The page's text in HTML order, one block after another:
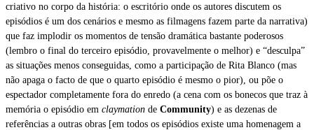
criativo no corpo da história: o escritório onde os autores discutem os
episódios é um dos cenários e mesmo as filmagens fazem parte da narrativa)
que faz implodir os momentos de tensão dramática bastante poderosos
(lembro o final do terceiro episódio, provavelmente o melhor) e “desculpa”
as situações menos conseguidas, como a participação de Rita Blanco (mas
não apaga o facto de que o quarto episódio é mesmo o pior), ou põe o
espectador completamente fora do enredo (a cena com os bonecos que traz à
memória o episódio em claymation de Community) e as dezenas de
referências a outras obras [em todos os episódios existe uma homenagem a